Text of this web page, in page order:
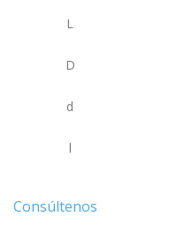
L
D
d
l
Consúltenos